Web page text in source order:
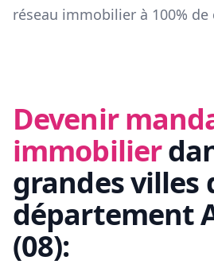
réseau immobilier à 100%
Devenir
immobilier
grandes villes
département
(08):